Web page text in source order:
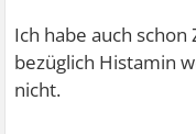
Ich habe auch
bezüglich Histamin
nicht.